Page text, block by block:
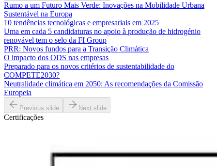
Rumo a um Futuro Mais Verde: Inovações na Mobilidade Urbana
Sustentável na Europa
10 tendências tecnológicas e empresariais em 2025
Uma em cada 5 candidaturas no apoio à produção de hidrogénio
renovável tem o selo da FI Group
PRR: Novos fundos para a Transição Climática
O impacto dos ODS nas empresas
Preparado para os novos critérios de sustentabilidade do
COMPETE2030?
Neutralidade climática em 2050: As recomendações da Comissão
Europeia
Previous slide Next slide
Certificações